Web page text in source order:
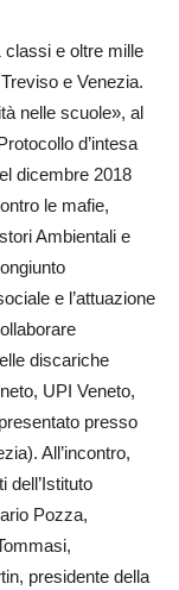
classi e oltre mille
e Venezia.
nelle scuole», al
d’intesa
dicembre 2018
le mafie,
Ambientali e
e l’attuazione
discariche
UPI Veneto,
presso
All’incon­tro,
dell’Istituto
Pozza,
presidente della